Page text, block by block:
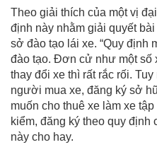
Theo giải thích của một vị
định này nhằm giải quyết
sở đào tạo lái xe. “Quy định
đào tạo. Đơn cử như một số
thay đổi xe thì rất rắc rối.
người mua xe, đăng ký sở
muốn cho thuê xe làm xe
kiểm, đăng ký theo quy định
này cho hay.